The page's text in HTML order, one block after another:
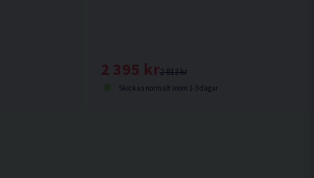
2 813 kr
2 395 kr
Skickas normalt inom 1-3 dagar